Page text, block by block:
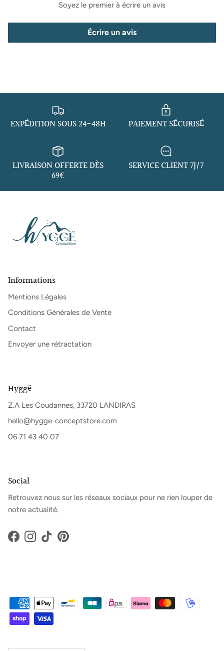
Soyez le premier à écrire un avis
Écrire un avis
EXPÉDITION SOUS 24-48H PAIEMENT SÉCURISÉ
LIVRAISON OFFERTE DÈS
69€
SERVICE CLIENT 7J/7
Informations
Mentions Légales
Conditions Générales de Vente
Contact
Envoyer une rétractation
Hyggë
Z.A Les Coudannes, 33720 LANDIRAS
hello@hygge-conceptstore.com
06 71 43 40 07
Social
Retrouvez nous sur les réseaux sociaux pour ne rien louper de
notre actualité.
FacebookInstagram
TikTokPinterest